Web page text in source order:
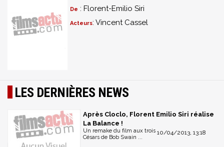
De : Florent-Emilio Siri
Acteurs: Vincent Cassel
LES DERNIÈRES NEWS
Après Cloclo, Florent Emilio Siri réalise
La Balance !
10/04/2013, 13:18
Un remake du film aux trois
Césars de Bob Swain ...